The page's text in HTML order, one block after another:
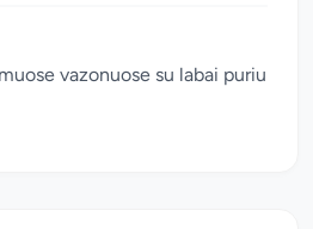
vazonuose su labai puriu